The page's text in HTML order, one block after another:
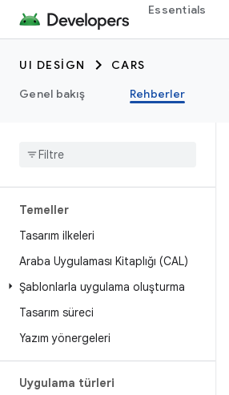
Essentials
UI DESIGN
CARS
Genel bakış
Rehberler
Temeller
Tasarım ilkeleri
Araba Uygulaması Kitaplığı (CAL)
Şablonlarla uygulama oluşturma
Tasarım süreci
Yazım yönergeleri
Uygulama türleri